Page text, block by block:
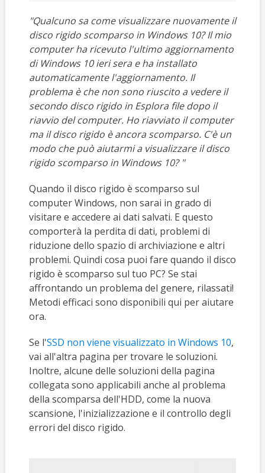
"Qualcuno sa come visualizzare nuovamente il
disco rigido scomparso in Windows 10? Il mio
computer ha ricevuto l'ultimo aggiornamento
di Windows 10 ieri sera e ha installato
automaticamente l'aggiornamento. Il
problema è che non sono riuscito a vedere il
secondo disco rigido in Esplora file dopo il
riavvio del computer. Ho riavviato il computer
ma il disco rigido è ancora scomparso. C'è un
modo che può aiutarmi a visualizzare il disco
rigido scomparso in Windows 10? "
Quando il disco rigido è scomparso sul
computer Windows, non sarai in grado di
visitare e accedere ai dati salvati. E questo
comporterà la perdita di dati, problemi di
riduzione dello spazio di archiviazione e altri
problemi. Quindi cosa puoi fare quando il disco
rigido è scomparso sul tuo PC? Se stai
affrontando un problema del genere, rilassati!
Metodi efficaci sono disponibili qui per aiutare
ora.
Se l'SSD non viene visualizzato in Windows 10,
vai all'altra pagina per trovare le soluzioni.
Inoltre, alcune delle soluzioni della pagina
collegata sono applicabili anche al problema
della scomparsa dell'HDD, come la nuova
scansione, l'inizializzazione e il controllo degli
errori del disco rigido.